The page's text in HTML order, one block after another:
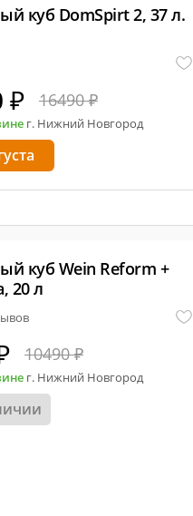
куб DomSpirt 2, 37 л.
₽ 16490 ₽
г. Нижний Новгород
куб Wein Reform +
20 л
10490 ₽
г. Нижний Новгород